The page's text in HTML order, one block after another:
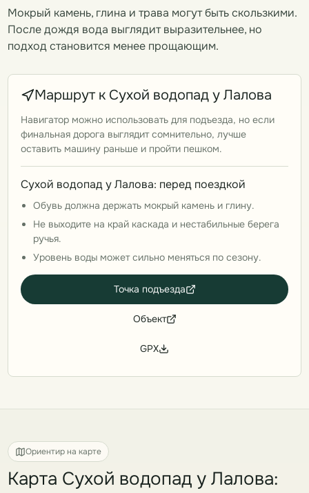
Мокрый камень, глина и трава могут быть скользкими.
После дождя вода выглядит выразительнее, но
подход становится менее прощающим.
Маршрут к Сухой водопад у Лалова
Навигатор можно использовать для подъезда, но если
финальная дорога выглядит сомнительно, лучше
оставить машину раньше и пройти пешком.
Сухой водопад у Лалова: перед поездкой
Обувь должна держать мокрый камень и глину.
Не выходите на край каскада и нестабильные берега
ручья.
Уровень воды может сильно меняться по сезону.
Точка подъезда
Объект
GPX
Ориентир на карте
Карта Сухой водопад у Лалова: